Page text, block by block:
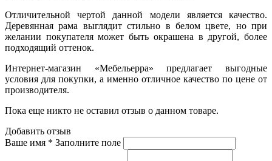
Отличительной чертой данной модели является качество.
Деревянная рама выглядит стильно в белом цвете, но при
желании покупателя может быть окрашена в другой, более
подходящий оттенок.
Интернет-магазин «Мебельерра» предлагает выгодные
условия для покупки, а именно отличное качество по цене от
производителя.
Пока еще никто не оставил отзыв о данном товаре.
Добавить отзыв
Ваше имя * Заполните поле